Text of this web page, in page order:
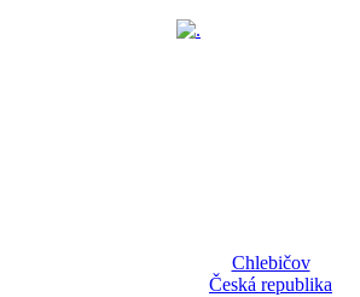
Chlebičov
Česká republika